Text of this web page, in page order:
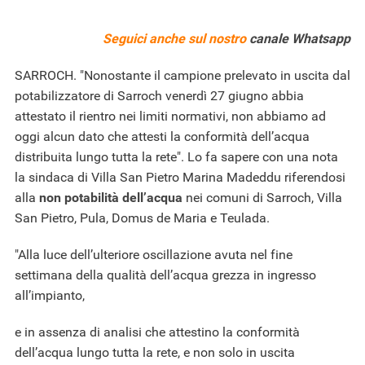
Seguici anche sul nostro canale Whatsapp
SARROCH. "Nonostante il campione prelevato in uscita dal
potabilizzatore di Sarroch venerdì 27 giugno abbia
attestato il rientro nei limiti normativi, non abbiamo ad
oggi alcun dato che attesti la conformità dell’acqua
distribuita lungo tutta la rete". Lo fa sapere con una nota
la sindaca di Villa San Pietro Marina Madeddu riferendosi
alla non potabilità dell’acqua nei comuni di Sarroch, Villa
San Pietro, Pula, Domus de Maria e Teulada.
"Alla luce dell’ulteriore oscillazione avuta nel fine
settimana della qualità dell’acqua grezza in ingresso
all’impianto,
e in assenza di analisi che attestino la conformità
dell’acqua lungo tutta la rete, e non solo in uscita